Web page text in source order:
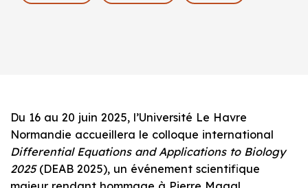
Du 16 au 20 juin 2025, l’Université Le Havre
Normandie accueillera le colloque international
Differential Equations and Applications to Biology
2025(DEAB 2025), un événement scientifique